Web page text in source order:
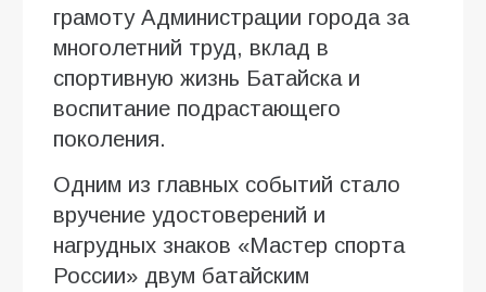
грамоту Администрации города за
многолетний труд, вклад в
спортивную жизнь Батайска и
воспитание подрастающего
поколения.
Одним из главных событий стало
вручение удостоверений и
нагрудных знаков «Мастер спорта
России» двум батайским